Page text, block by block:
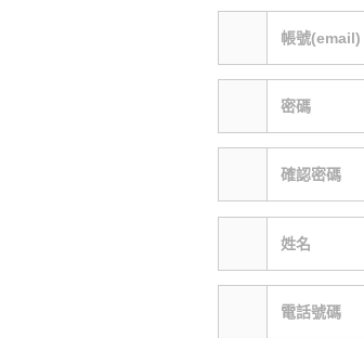
帳號(email)
密碼
確認密碼
姓名
電話號碼